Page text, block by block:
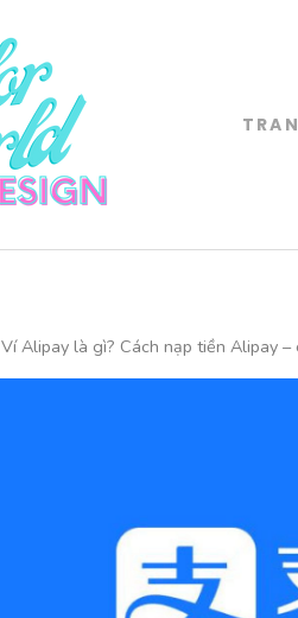
Color World
Ví Alipay là gì? Cách nạp tiền Alipay